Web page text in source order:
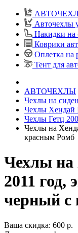
Авточехлы
Накидки на
Коврики
Оплетка на
Тент для
АВТОЧЕХЛЫ
Чехлы на
Чехлы Хендай
Чехлы Гетц
Чехлы на
красным Ромб
Чехлы на
2011 год,
черный с
Ваша скидка: 600 р.